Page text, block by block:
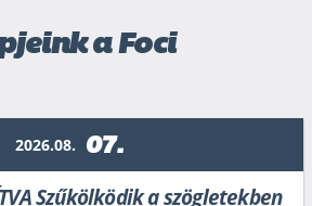
a Foci
2026.08. 07.
Szűkölködik a szögletekben